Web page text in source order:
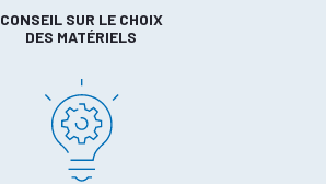
CONSEIL SUR LE CHOIX
DES MATÉRIELS